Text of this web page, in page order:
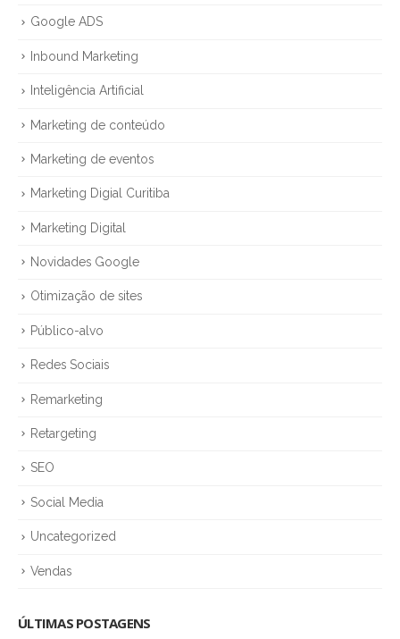
Google ADS
Inbound Marketing
Inteligência Artificial
Marketing de conteúdo
Marketing de eventos
Marketing Digial Curitiba
Marketing Digital
Novidades Google
Otimização de sites
Público-alvo
Redes Sociais
Remarketing
Retargeting
SEO
Social Media
Uncategorized
Vendas
ÚLTIMAS POSTAGENS